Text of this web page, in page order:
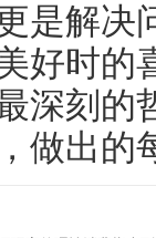
是解决
好时的
深刻的
做出的